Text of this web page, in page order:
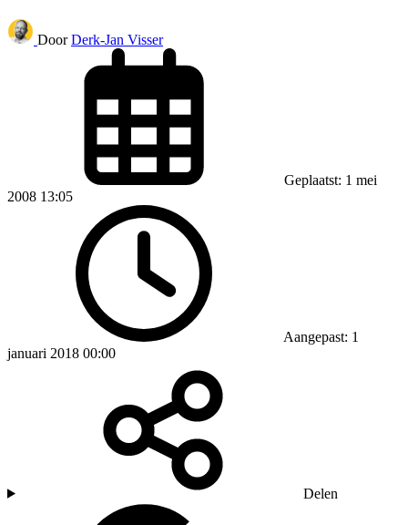
Door Derk-Jan Visser
Geplaatst: 1 mei
2008 13:05
Aangepast: 1
januari 2018 00:00
Delen